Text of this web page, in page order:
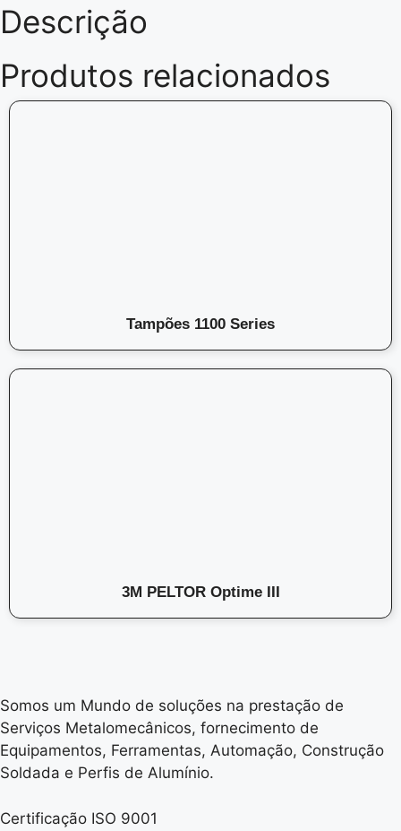
Descrição
Produtos relacionados
Tampões 1100 Series
3M PELTOR Optime III
Somos um Mundo de soluções na prestação de
Serviços Metalomecânicos, fornecimento de
Equipamentos, Ferramentas, Automação, Construção
Soldada e Perfis de Alumínio.
Certificação ISO 9001